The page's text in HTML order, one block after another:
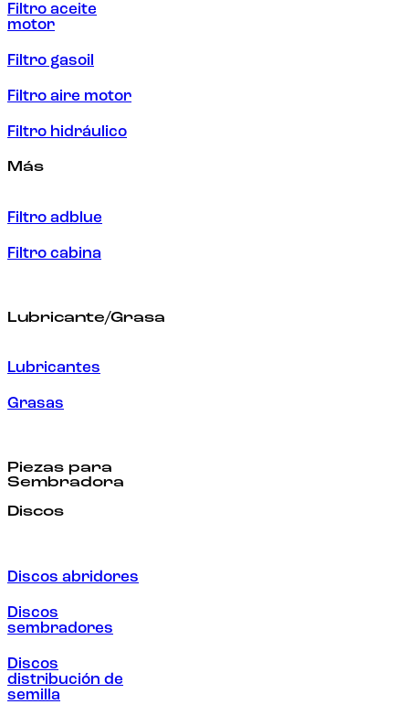
Filtro aceite
motor
Filtro gasoil
Filtro aire motor
Filtro hidráulico
Más
Filtro adblue
Filtro cabina
Lubricante/Grasa
Lubricantes
Grasas
Piezas para
Sembradora
Discos
Discos abridores
Discos
sembradores
Discos
distribución de
semilla